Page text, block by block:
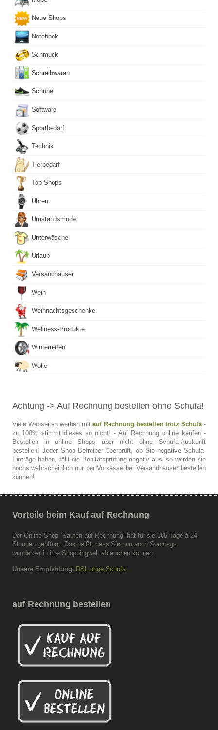
Neue Shops
Notebook
Schmuck
Schreibwaren
Schuhe
Software
Sportbedarf
Technik
Tierbedarf
Top Shops
Uhren
Umstandsmode
Unterwäsche
Urlaub
Versandhäuser
Wein
Weihnachtsgeschenke
Wellness-Produkte
Winterreifen
Wolle
Achtung -> Auf Rechnung bestellen ohne Schufa!
Viele Webseiten werben mit auf Rechnung bestellen trotz Schufa-
zu 100% stimmt dieses so nicht! - Auf Rechnung online kaufen -
Bestellen in online Shops aber nicht ohne Schufa-Auskunft
bestellen! Jeder Shop Betreiber überprüft, ob Sie negative Schufa-
Einträge haben, fällt die Bonitätsprüfung negativ aus, so werden sie
höchstwahrscheinlich nur per Vorkasse bei Versandhäuser bestellen
können!
Vorteile beim Kauf auf Rechnung
Der Online Shop `Kaufen auf Rechnung´ hat für sie 365 Tage á 24
Stunden geöffnet. Das heißt, dass Sie nun auch Sonntags
wunderbar in ihre Shoppingwelt abtauchen können.
Unsere Empfehlung: DSL ohne Schufa
auf Rechnung bestellen